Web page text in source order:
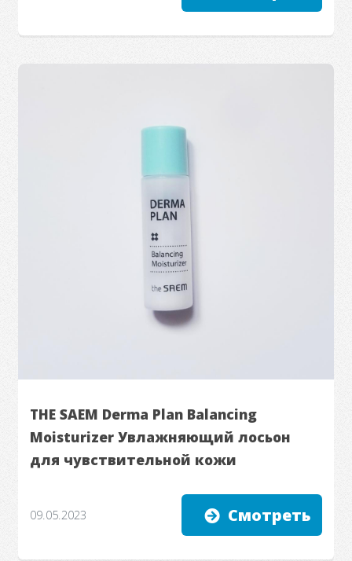
THE SAEM Derma Plan Balancing
Moisturizer Увлажняющий лосьон
для чувствительной кожи
09.05.2023 Смотреть